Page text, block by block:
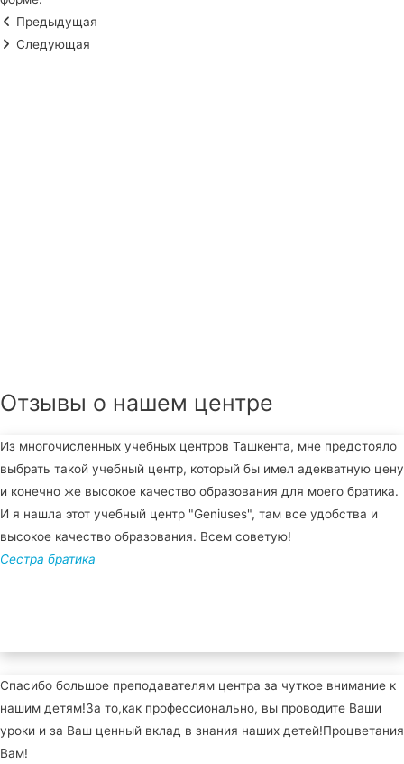
Предыдущая
Следующая
Отзывы о нашем центре
Из многочисленных учебных центров Ташкента, мне предстояло
выбрать такой учебный центр, который бы имел адекватную цену
и конечно же высокое качество образования для моего братика.
И я нашла этот учебный центр "Geniuses", там все удобства и
высокое качество образования. Всем советую!
Сестра братика
Спасибо большое преподавателям центра за чуткое внимание к
нашим детям!За то,как профессионально, вы проводите Ваши
уроки и за Ваш ценный вклад в знания наших детей!Процветания
Вам!